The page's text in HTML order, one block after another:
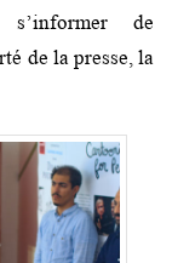
de
de la presse, la